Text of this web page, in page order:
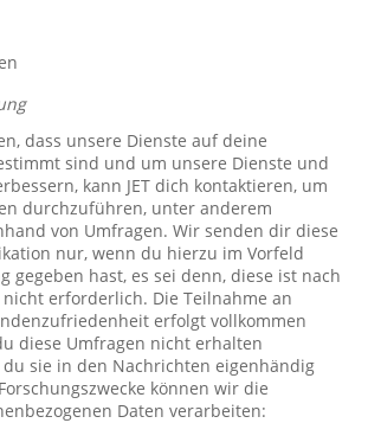
dass unsere Dienste auf deine
sind und um unsere Dienste und
kann JET dich kontaktieren, um
durchzuführen, unter anderem
von Umfragen. Wir senden dir diese
nur, wenn du hierzu im Vorfeld
gegeben hast, es sei denn, diese ist nach
erforderlich. Die Teilnahme an
erfolgt vollkommen
diese Umfragen nicht erhalten
du sie in den Nachrichten eigenhändig
können wir die
Daten verarbeiten: